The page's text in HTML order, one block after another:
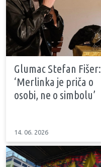
Glumac Stefan Fišer:
‘Merlinka je priča o
osobi, ne o simbolu’
14. 06. 2026